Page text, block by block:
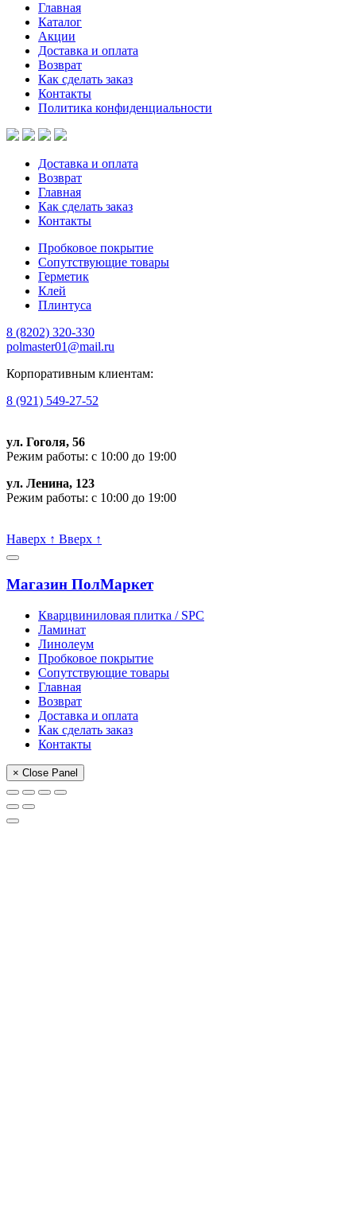
Главная
Каталог
Акции
Доставка и оплата
Возврат
Как сделать заказ
Контакты
Политика конфиденциальности
Доставка и оплата
Возврат
Главная
Как сделать заказ
Контакты
Пробковое покрытие
Сопутствующие товары
Герметик
Клей
Плинтуса
8 (8202) 320-330
polmaster01@mail.ru
Корпоративным клиентам:
8 (921) 549-27-52
ул. Гоголя, 56
Режим работы: с 10:00 до 19:00
ул. Ленина, 123
Режим работы: с 10:00 до 19:00
Наверх ↑ Вверх ↑
Магазин ПолМаркет
Кварцвиниловая плитка / SPС
Ламинат
Линолеум
Пробковое покрытие
Сопутствующие товары
Главная
Возврат
Доставка и оплата
Как сделать заказ
Контакты
× Close Panel